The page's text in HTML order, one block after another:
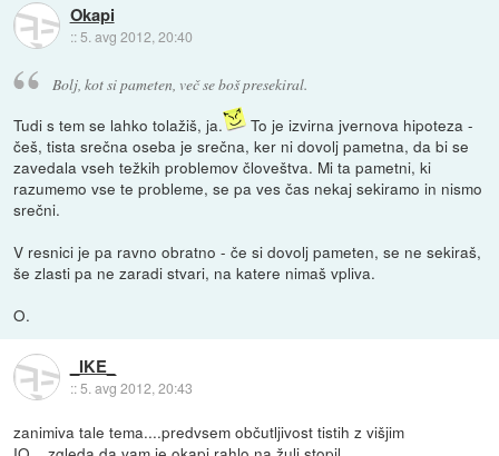
Okapi
:: 5. avg 2012, 20:40
Bolj, kot si pameten, več se boš presekiral.
Tudi s tem se lahko tolažiš, ja.
To je izvirna jvernova hipoteza -
češ, tista srečna oseba je srečna, ker ni dovolj pametna, da bi se
zavedala vseh težkih problemov človeštva. Mi ta pametni, ki
razumemo vse te probleme, se pa ves čas nekaj sekiramo in nismo
srečni.
V resnici je pa ravno obratno - če si dovolj pameten, se ne sekiraš,
še zlasti pa ne zaradi stvari, na katere nimaš vpliva.
O.
_IKE_
::5. avg 2012, 20:43
zanimiva tale tema....predvsem občutljivost tistih z višjim